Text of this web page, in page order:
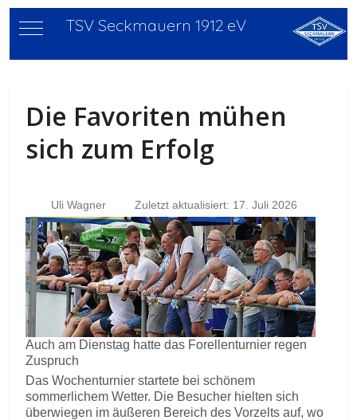
Mobile Menu Toggle
TSV Seckmauern 1912 eV
Die Favoriten mühen
sich zum Erfolg
Uli Wagner Zuletzt aktualisiert: 17. Juli 2026
Auch am Dienstag hatte das Forellenturnier regen
Zuspruch
Das Wochenturnier startete bei schönem
sommerlichem Wetter. Die Besucher hielten sich
überwiegen im äußeren Bereich des Vorzelts auf, wo